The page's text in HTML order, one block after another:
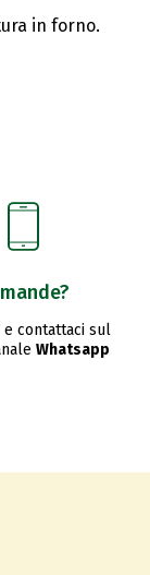
in forno.
e contattaci sul
Whatsapp